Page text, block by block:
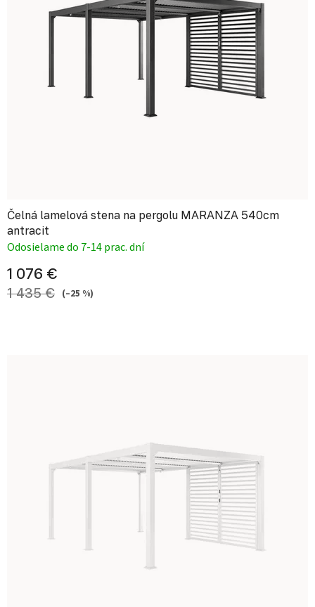
Čelná lamelová stena na pergolu MARANZA 540cm
antracit
Odosielame do 7-14 prac. dní
1 076 €
1 435 € (–25 %)